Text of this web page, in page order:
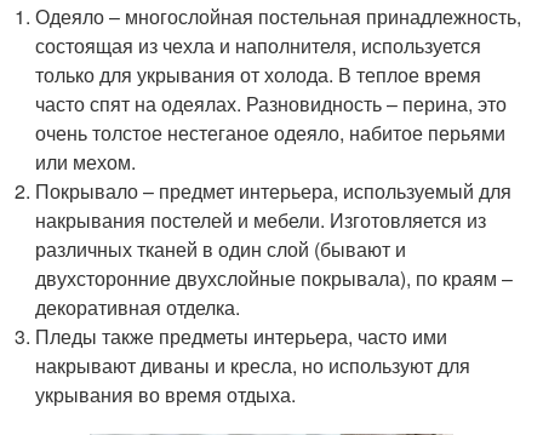
Одеяло – многослойная постельная принадлежность,
состоящая из чехла и наполнителя, используется
только для укрывания от холода. В теплое время
часто спят на одеялах. Разновидность – перина, это
очень толстое нестеганое одеяло, набитое перьями
или мехом.
Покрывало – предмет интерьера, используемый для
накрывания постелей и мебели. Изготовляется из
различных тканей в один слой (бывают и
двухсторонние двухслойные покрывала), по краям –
декоративная отделка.
Пледы также предметы интерьера, часто ими
накрывают диваны и кресла, но используют для
укрывания во время отдыха.